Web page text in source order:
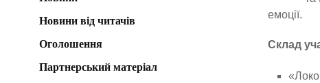
емоції.
Склад
Новини від читачів
Оголошення
Партнерський матеріал